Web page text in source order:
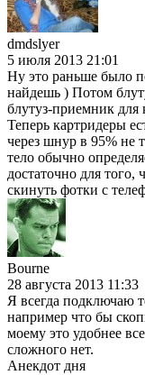
dmdslyer
5 июля 2013 21:01
Ну это раньше было
найдешь ) Потом
блутуз-приемник для
Теперь картридеры
через шнур в 95% не
тело обычно
достаточно для того,
скинуть фотки с
Bourne
28 августа 2013 11:33
Я всегда подключаю
например что бы
моему это удобнее
сложного нет.
Анекдот дня